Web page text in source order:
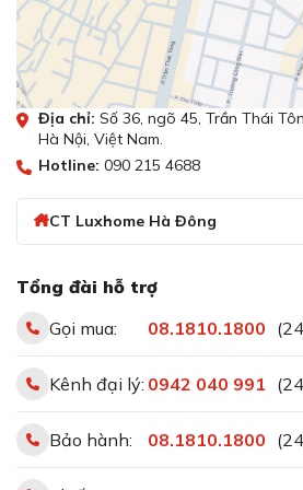
nổi trội, thiết bị chắc chắn sẽ
trở nên thoáng đãng và không bị
Mọi thông tin chi tiết về sản
CTLuxhome theo hotline:
và hỗ trợ miễn phí
Địa chỉ: Số 36, ngõ 45, Trần Thái
Hà Nội, Việt Nam.
Hotline: 090 215 4688
CT Luxhome Hà Đông
Tổng đài hỗ trợ
Gọi mua:
08.1810.1800
Kênh đại lý: 0942 040 991
Bảo hành: 08.1810.1800